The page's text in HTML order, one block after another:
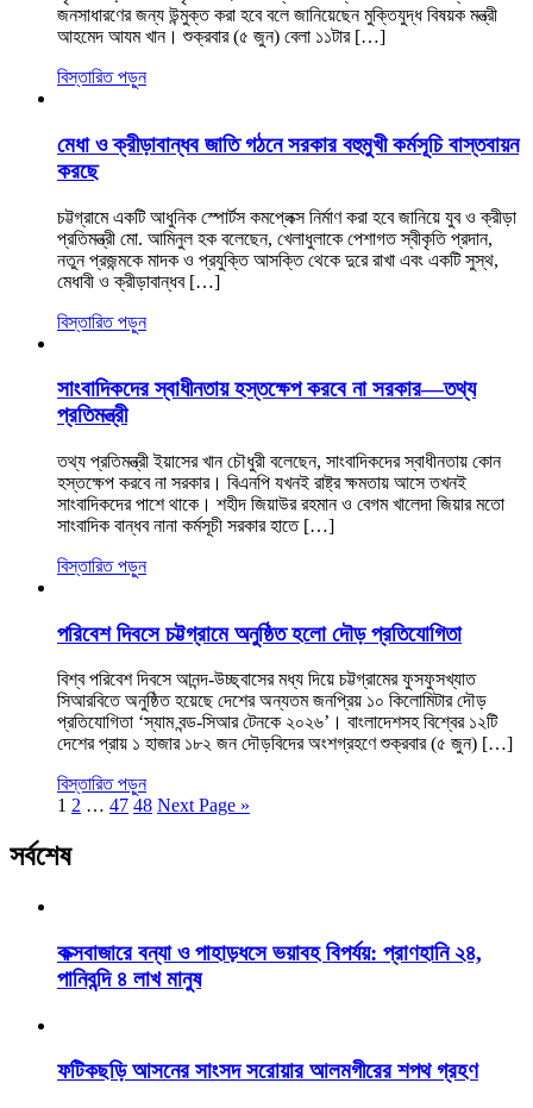
জনসাধারণের জন্য উন্মুক্ত করা হবে বলে জানিয়েছেন মুক্তিযুদ্ধ বিষয়ক মন্ত্রী
আহমেদ আযম খান। শুক্রবার (৫ জুন) বেলা ১১টার […]
বিস্তারিত পড়ুন
মেধা ও ক্রীড়াবান্ধব জাতি গঠনে সরকার বহুমুখী কর্মসূচি বাস্তবায়ন
করছে
চট্টগ্রামে একটি আধুনিক স্পোর্টস কমপ্লেক্স নির্মাণ করা হবে জানিয়ে যুব ও ক্রীড়া
প্রতিমন্ত্রী মো. আমিনুল হক বলেছেন, খেলাধুলাকে পেশাগত স্বীকৃতি প্রদান,
নতুন প্রজন্মকে মাদক ও প্রযুক্তি আসক্তি থেকে দুরে রাখা এবং একটি সুস্থ,
মেধাবী ও ক্রীড়াবান্ধব […]
বিস্তারিত পড়ুন
সাংবাদিকদের স্বাধীনতায় হস্তক্ষেপ করবে না সরকার—তথ্য
প্রতিমন্ত্রী
তথ্য প্রতিমন্ত্রী ইয়াসের খান চৌধুরী বলেছেন, সাংবাদিকদের স্বাধীনতায় কোন
হস্তক্ষেপ করবে না সরকার। বিএনপি যখনই রাষ্ট্র ক্ষমতায় আসে তখনই
সাংবাদিকদের পাশে থাকে। শহীদ জিয়াউর রহমান ও বেগম খালেদা জিয়ার মতো
সাংবাদিক বান্ধব নানা কর্মসূচী সরকার হাতে […]
বিস্তারিত পড়ুন
পরিবেশ দিবসে চট্টগ্রামে অনুষ্ঠিত হলো দৌড় প্রতিযোগিতা
বিশ্ব পরিবেশ দিবসে আনন্দ-উচ্ছ্বাসের মধ্য দিয়ে চট্টগ্রামের ফুসফুসখ্যাত
সিআরবিতে অনুষ্ঠিত হয়েছে দেশের অন্যতম জনপ্রিয় ১০ কিলোমিটার দৌড়
প্রতিযোগিতা ‘স্যাম বন্ড-সিআর টেনকে ২০২৬’। বাংলাদেশসহ বিশ্বের ১২টি
দেশের প্রায় ১ হাজার ১৮২ জন দৌড়বিদের অংশগ্রহণে শুক্রবার (৫ জুন) […]
বিস্তারিত পড়ুন
1 2 … 47 48 Next Page »
সর্বশেষ
কক্সবাজারে বন্যা ও পাহাড়ধসে ভয়াবহ বিপর্যয়: প্রাণহানি ২৪,
পানিবন্দি ৪ লাখ মানুষ
ফটিকছড়ি আসনের সাংসদ সরোয়ার আলমগীরের শপথ গ্রহণ